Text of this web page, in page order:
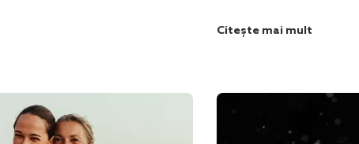
Citește mai mult